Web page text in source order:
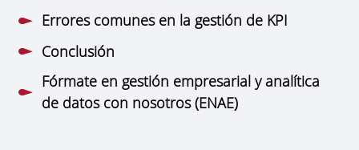
Errores comunes en la gestión de KPI
Conclusión
Fórmate en gestión empresarial y analítica
de datos con nosotros (ENAE)